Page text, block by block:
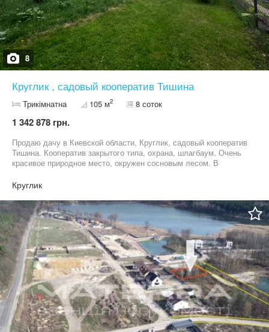
8
Круглик , садовый кооператив Тишина
Трикімнатна 105 м2 8 соток
1 342 878 грн.
Продаю дачу в Киевской области, Круглик, садовый кооператив
Тишина. Кооператив закрытого типа, охрана, шлагбаум. Очень
красивое природное место, окружен сосновым лесом. В
живут люди. 8,2 соток земельный участок, в собственности,
садовый дом 105 м кв ( под ремонт) имеет общую стену с
соседским домом. Колодец, свет на участке. Напротив
сосновый лес. 30000 уе. Возможен торг
Круглик